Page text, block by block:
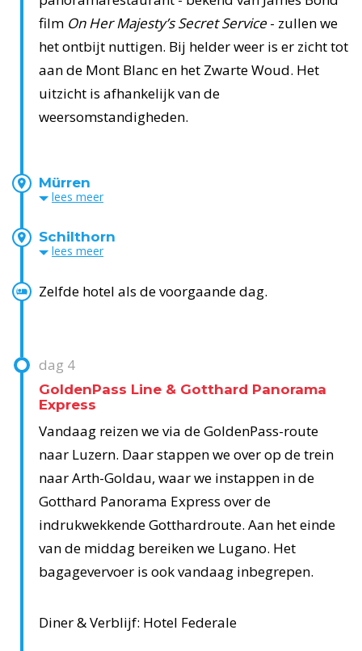
film On Her Majesty’s Secret Service- zullen we
het ontbijt nuttigen. Bij helder weer is er zicht tot
aan de Mont Blanc en het Zwarte Woud. Het
uitzicht is afhankelijk van de
weersomstandigheden.
Mürren
lees meer
Schilthorn
lees meer
Zelfde hotel als de voorgaande dag.
dag 4
GoldenPass Line & Gotthard Panorama
Express
Vandaag reizen we via de GoldenPass-route
naar Luzern. Daar stappen we over op de trein
naar Arth-Goldau, waar we instappen in de
Gotthard Panorama Express over de
indrukwekkende Gotthardroute. Aan het einde
van de middag bereiken we Lugano. Het
bagagevervoer is ook vandaag inbegrepen.
Diner & Verblijf: Hotel Federale